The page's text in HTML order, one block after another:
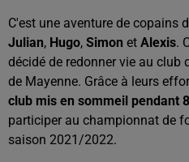
C'est une aventure de copains
Julian, Hugo, Simon et Alexis.
décidé de redonner vie au club
de Mayenne. Grâce à leurs
club mis en sommeil pendant
participer au championnat de
saison 2021/2022.